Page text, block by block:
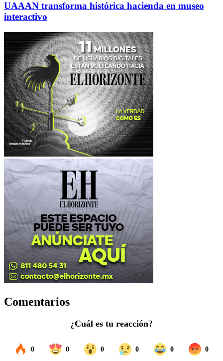
UAAAN transforma histórica hacienda en museo
interactivo
Comentarios